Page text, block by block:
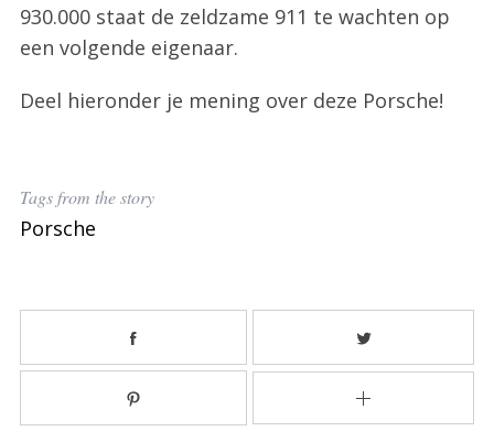
930.000 staat de zeldzame 911 te wachten op
een volgende eigenaar.
Deel hieronder je mening over deze Porsche!
Tags from the story
Porsche